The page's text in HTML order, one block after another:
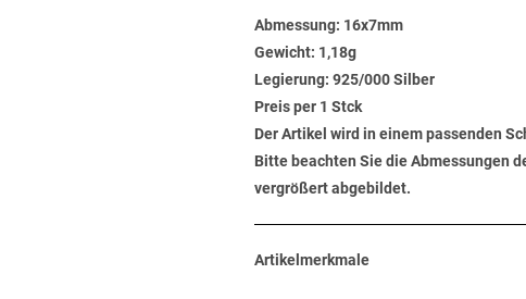
Abmessung: 16x7mm
Gewicht: 1,18g
Legierung: 925/000 Silber
Preis per 1 Stck
Der Artikel wird in einem passenden
Bitte beachten Sie die Abmessungen
vergrößert abgebildet.
Artikelmerkmale